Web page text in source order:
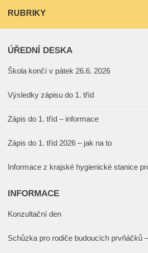
RUBRIKY
ÚŘEDNÍ DESKA
Škola končí v pátek 26.6. 2026
Výsledky zápisu do 1. tříd
Zápis do 1. tříd – informace
Zápis do 1. tříd 2026 – jak na to
Informace z krajské hygienické stanice
INFORMACE
Konzultační den
Schůzka pro rodiče budoucích prvňáčků